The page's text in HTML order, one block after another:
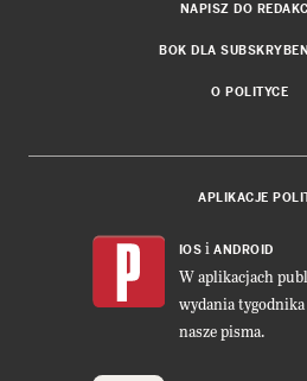
NAPISZ DO
BOK DLA
O POLITYCE
APLIKACJE
IOS i ANDROID
W aplikacjach
wydania
nasze pisma.